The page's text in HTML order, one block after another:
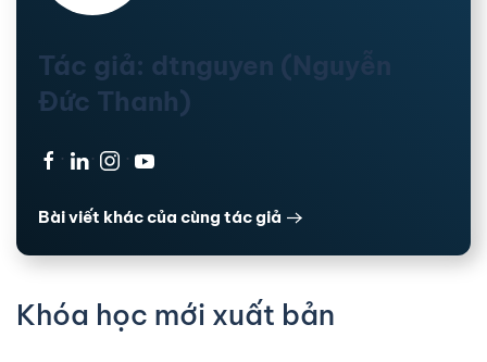
Tác giả: dtnguyen (Nguyễn
Đức Thanh)
· · ·
Bài viết khác của cùng tác giả
Khóa học mới xuất bản